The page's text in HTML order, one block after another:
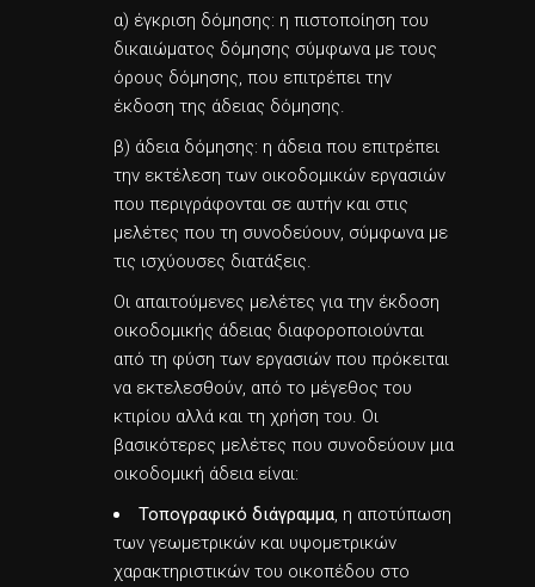
α) έγκριση δόμησης: η πιστοποίηση του
δικαιώματος δόμησης σύμφωνα με τους
όρους δόμησης, που επιτρέπει την
έκδοση της άδειας δόμησης.
β) άδεια δόμησης: η άδεια που επιτρέπει
την εκτέλεση των οικοδομικών εργασιών
που περιγράφονται σε αυτήν και στις
μελέτες που τη συνοδεύουν, σύμφωνα με
τις ισχύουσες διατάξεις.
Οι απαιτούμενες μελέτες για την έκδοση
οικοδομικής άδειας διαφοροποιούνται
από τη φύση των εργασιών που πρόκειται
να εκτελεσθούν, από το μέγεθος του
κτιρίου αλλά και τη χρήση του. Οι
βασικότερες μελέτες που συνοδεύουν μια
οικοδομική άδεια είναι:
Τοπογραφικό διάγραμμα, η αποτύπωση
των γεωμετρικών και υψομετρικών
χαρακτηριστικών του οικοπέδου στο